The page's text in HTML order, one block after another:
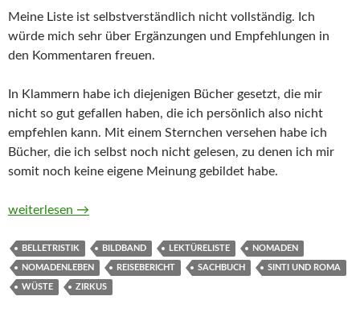
Meine Liste ist selbstverständlich nicht vollständig. Ich
würde mich sehr über Ergänzungen und Empfehlungen in
den Kommentaren freuen.
In Klammern habe ich diejenigen Bücher gesetzt, die mir
nicht so gut gefallen haben, die ich persönlich also nicht
empfehlen kann. Mit einem Sternchen versehen habe ich
Bücher, die ich selbst noch nicht gelesen, zu denen ich mir
somit noch keine eigene Meinung gebildet habe.
Belletristik, Sachbücher, Reiseberichte und Bildbände über
weiterlesen →
BELLETRISTIK BILDBAND LEKTÜRELISTE NOMADEN
NOMADENLEBEN REISEBERICHT SACHBUCH SINTI UND ROMA
WÜSTE ZIRKUS